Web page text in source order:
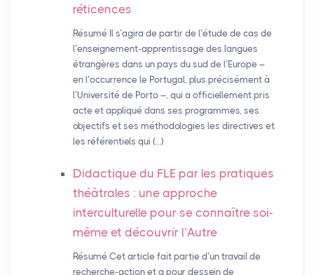
réticences
Résumé Il s’agira de partir de l’étude de cas de
l’enseignement-apprentissage des langues
étrangères dans un pays du sud de l’Europe –
en l’occurrence le Portugal, plus précisément à
l’Université de Porto –, qui a officiellement pris
acte et appliqué dans ses programmes, ses
objectifs et ses méthodologies les directives et
les référentiels qui (…)
Didactique du FLE par les pratiques
théâtrales : une approche
interculturelle pour se connaître soi-
même et découvrir l’Autre
Résumé Cet article fait partie d’un travail de
recherche-action et a pour dessein de